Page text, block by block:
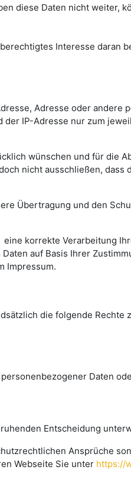
diese Daten nicht weiter,
Interesse daran
Adresse oder andere
IP-Adresse nur zum
wünschen und für die
nicht ausschließen, dass
Übertragung und den
korrekte Verarbeitung
auf Basis Ihrer
Impressum.
die folgende Rechte
Daten
Entscheidung
Ansprüche
Webseite Sie unter https://